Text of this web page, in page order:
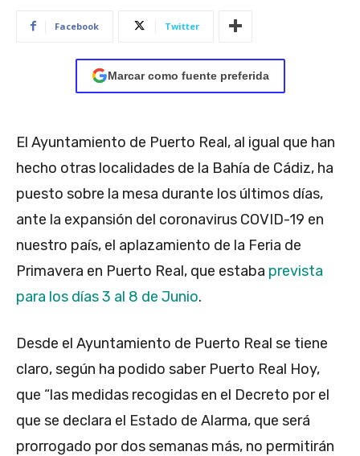
Facebook Twitter
Marcar como fuente preferida
El Ayuntamiento de Puerto Real, al igual que han
hecho otras localidades de la Bahía de Cádiz, ha
puesto sobre la mesa durante los últimos días,
ante la expansión del coronavirus COVID-19 en
nuestro país, el aplazamiento de la Feria de
Primavera en Puerto Real, que estaba prevista
para los días 3 al 8 de Junio.
Desde el Ayuntamiento de Puerto Real se tiene
claro, según ha podido saber Puerto Real Hoy,
que “las medidas recogidas en el Decreto por el
que se declara el Estado de Alarma, que será
prorrogado por dos semanas más, no permitirán